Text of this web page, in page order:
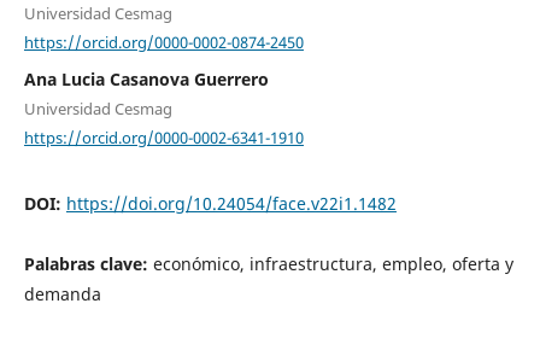
Universidad Cesmag
https://orcid.org/0000-0002-0874-2450
Ana Lucia Casanova Guerrero
Universidad Cesmag
https://orcid.org/0000-0002-6341-1910
DOI: https://doi.org/10.24054/face.v22i1.1482
Palabras clave: económico, infraestructura, empleo, oferta y
demanda